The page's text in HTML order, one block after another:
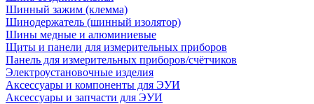
Шинный зажим (клемма)
Шинодержатель (шинный изолятор)
Шины медные и алюминиевые
Щиты и панели для измерительных приборов
Панель для измерительных приборов/счётчиков
Электроустановочные изделия
Аксессуары и компоненты для ЭУИ
Аксессуары и запчасти для ЭУИ